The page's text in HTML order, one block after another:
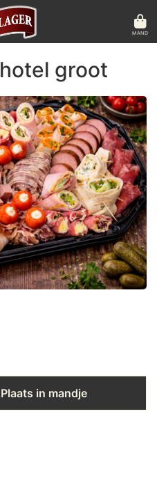
MAND
groot
Plaats in mandje